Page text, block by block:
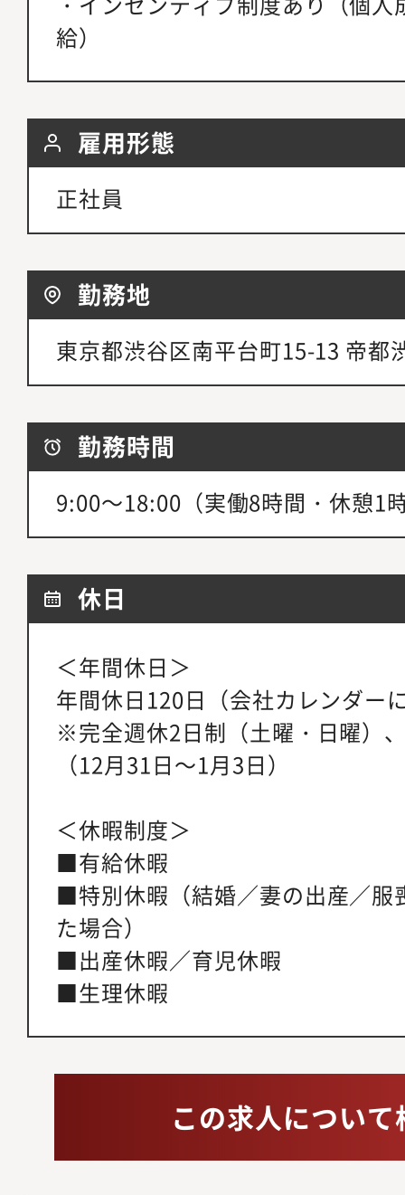
給）
雇用形態
正社員
勤務地
東京都渋谷区南平台町15-13 帝都
勤務時間
9:00～18:00（実働8時間・休憩1
休日
＜年間休日＞
年間休日120日（会社カレンダー
※完全週休2日制（土曜・日曜）
（12月31日～1月3日）
＜休暇制度＞
■有給休暇
■特別休暇（結婚／妻の出産／服
た場合）
■出産休暇／育児休暇
■生理休暇
この求人につい